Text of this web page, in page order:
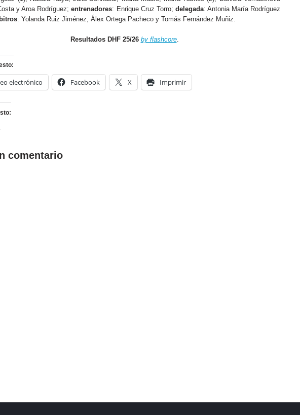
y Aroa Rodríguez;entrenadores: Enrique Cruz Torro; delegada: Antonia María Rodríguez
: Yolanda Ruiz Jiménez, Álex Ortega Pacheco y Tomás Fernández Muñiz.
Resultados DHF 25/26 by flashcore.
electrónico Facebook X Imprimir
comentario